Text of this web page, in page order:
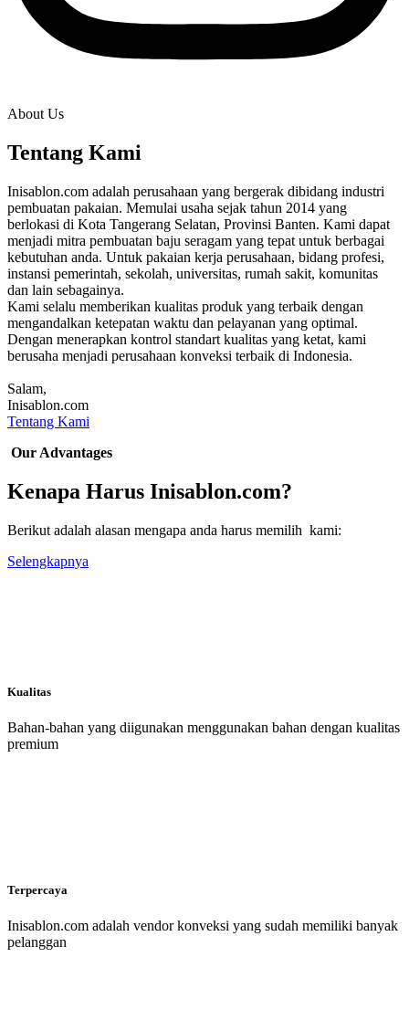
About Us
Tentang Kami
Inisablon.com adalah perusahaan yang bergerak dibidang industri
pembuatan pakaian. Memulai usaha sejak tahun 2014 yang
berlokasi di Kota Tangerang Selatan, Provinsi Banten. Kami dapat
menjadi mitra pembuatan baju seragam yang tepat untuk berbagai
kebutuhan anda. Untuk pakaian kerja perusahaan, bidang profesi,
instansi pemerintah, sekolah, universitas, rumah sakit, komunitas
dan lain sebagainya.
Kami selalu memberikan kualitas produk yang terbaik dengan
mengandalkan ketepatan waktu dan pelayanan yang optimal.
Dengan menerapkan kontrol standart kualitas yang ketat, kami
berusaha menjadi perusahaan konveksi terbaik di Indonesia.
Salam,
Inisablon.com
Tentang Kami
Our Advantages
Kenapa Harus Inisablon.com?
Berikut adalah alasan mengapa anda harus memilih kami:
Selengkapnya
Kualitas
Bahan-bahan yang diigunakan menggunakan bahan dengan kualitas
premium
Terpercaya
Inisablon.com adalah vendor konveksi yang sudah memiliki banyak
pelanggan